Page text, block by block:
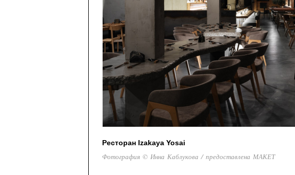
Ресторан Izakaya Yosai
Фотография © Инна Каблукова / предоставлена МАКЕТ